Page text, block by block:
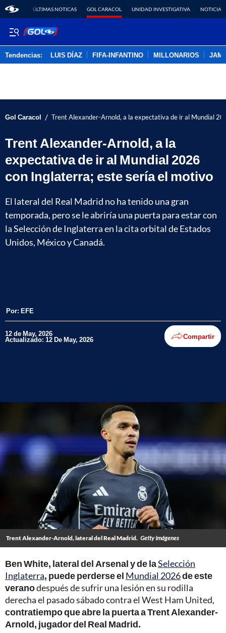
ÚLTIMAS NOTICAS GOL CARACOL UNIDAD INVESTIGATIVA NOTICIAS
Tendencias: LUIS DÍAZ FIFA-INFANTINO MILLONARIOS
Gol Caracol / Trent Alexander-Arnold, a la expectativa de ir al Mundial
Trent Alexander-Arnold, a la
expectativa de ir al Mundial 2026
con Inglaterra; este sería el motivo
El lateral del Real Madrid no ha tenido una gran
temporada, pero se le abriría una puerta para estar con
la Selección de Inglaterra en la cita orbital de Estados
Unidos, México y Canadá.
Por: EFE
12 de May, 2026
Actualizado: 12 De May, 2026 Compartir
Trent Alexander-Arnold, lateral del Real Madrid. Getty Imágenes
Ben White, lateral del Arsenal y de laSelección
Inglaterra, puede perderse el Mundial 2026de este
veranodespués de sufrir una lesión en su rodilla
derecha el pasado sábado contra el West Ham United,
contratiempo que abre la puerta a Trent Alexander-
Arnold, jugador del Real Madrid.